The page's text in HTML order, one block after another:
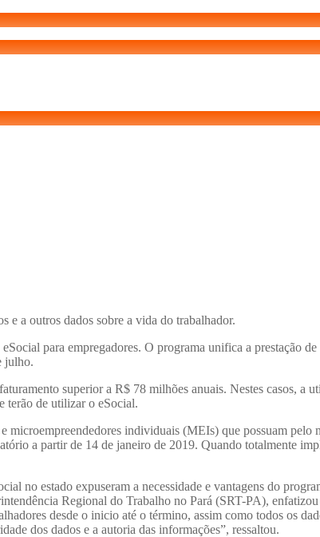
e a outros dados sobre a vida do trabalhador.
para empregadores. O programa unifica a prestação
julho.
superior a R$ 78 milhões anuais. Nestes casos, a
terão de utilizar o eSocial.
microempreendedores individuais (MEIs) que possuam
a partir de 14 de janeiro de 2019. Quando totalmente
no estado expuseram a necessidade e vantagens do
Regional do Trabalho no Pará (SRT-PA),
desde o inicio até o término, assim como todos os
dos dados e a autoria das informações”, ressaltou.